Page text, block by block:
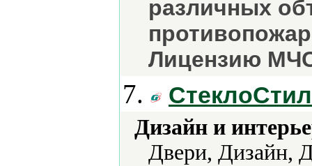
различных
Лицензию
7.
Дизайн и
Двери, Дизайн,